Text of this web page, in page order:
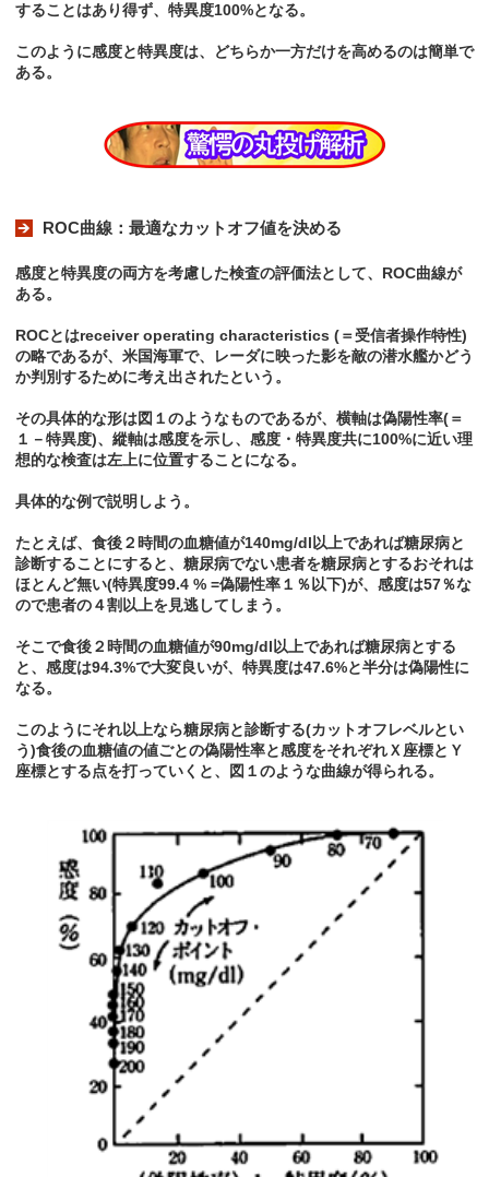
することはあり得ず、特異度100%となる。
このように感度と特異度は、どちらか一方だけを高めるのは簡単で
ある。
ROC曲線：最適なカットオフ値を決める
感度と特異度の両方を考慮した検査の評価法として、ROC曲線が
ある。
ROCとはreceiver operating characteristics (＝受信者操作特性)
の略であるが、米国海軍で、レーダに映った影を敵の潜水艦かどう
か判別するために考え出されたという。
その具体的な形は図１のようなものであるが、横軸は偽陽性率(＝
１－特異度)、縱軸は感度を示し、感度・特異度共に100%に近い理
想的な検査は左上に位置することになる。
具体的な例で説明しよう。
たとえば、食後２時間の血糖値が140mg/dl以上であれば糖尿病と
診断することにすると、糖尿病でない患者を糖尿病とするおそれは
ほとんど無い(特異度99.4 % =偽陽性率１％以下)が、感度は57％な
ので患者の４割以上を見逃してしまう。
そこで食後２時間の血糖値が90mg/dl以上であれば糖尿病とする
と、感度は94.3%で大変良いが、特異度は47.6%と半分は偽陽性に
なる。
このようにそれ以上なら糖尿病と診断する(カットオフレベルとい
う)食後の血糖値の値ごとの偽陽性率と感度をそれぞれＸ座標とＹ
座標とする点を打っていくと、図１のような曲線が得られる。